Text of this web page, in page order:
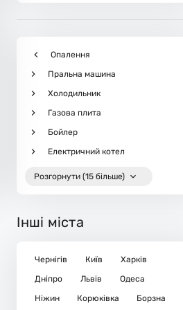
Опалення
Пральна машина
Холодильник
Газова плита
Бойлер
Електричний котел
Розгорнути (15 більше)
Інші міста
Чернігів Київ
Харків
Дніпро
Львів
Одеса
Ніжин
Корюківка
Борзна